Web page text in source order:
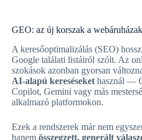
GEO: az új korszak a
A keresőoptimalizálás (SEO)
Google találati listáiról szólt. Az
szokások azonban gyorsan
AI-alapú kereséseket használ —
Copilot, Gemini vagy más
alkalmazó platformokon.
Ezek a rendszerek már nem
hanem összegzett, generált